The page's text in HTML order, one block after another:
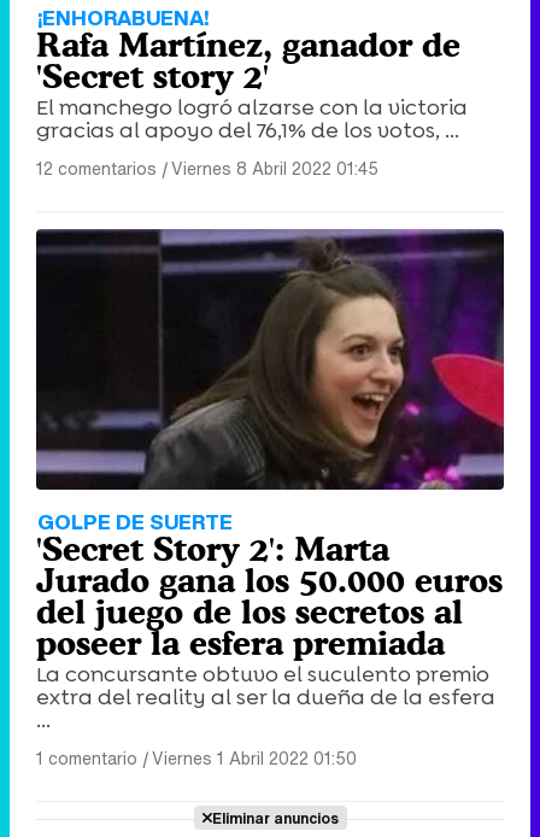
¡ENHORABUENA!
Rafa Martínez, ganador de
'Secret story 2'
El manchego logró alzarse con la victoria
gracias al apoyo del 76,1% de los votos, ...
12 comentarios |Viernes 8 Abril 2022 01:45
GOLPE DE SUERTE
'Secret Story 2': Marta
Jurado gana los 50.000 euros
del juego de los secretos al
poseer la esfera premiada
La concursante obtuvo el suculento premio
extra del reality al ser la dueña de la esfera
...
1 comentario |Viernes 1 Abril 2022 01:50
Eliminar anuncios